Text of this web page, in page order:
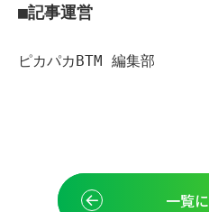
■記事運営
ピカパカBTM 編集部
一覧